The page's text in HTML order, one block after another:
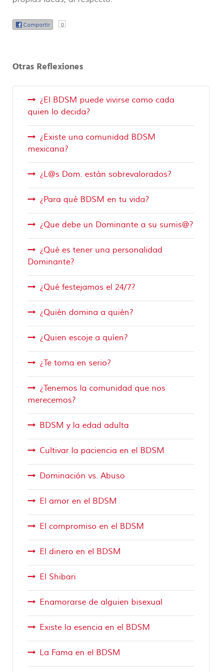
Compartir 0
Otras Reflexiones
¿El BDSM puede vivirse como cada
quien lo decida?
¿Existe una comunidad BDSM
mexicana?
¿L@s Dom. están sobrevalorados?
¿Para qué BDSM en tu vida?
¿Que debe un Dominante a su sumis@?
¿Qué es tener una personalidad
Dominante?
¿Qué festejamos el 24/7?
¿Quién domina a quién?
¿Quien escoje a quíen?
¿Te toma en serio?
¿Tenemos la comunidad que nos
merecemos?
BDSM y la edad adulta
Cultivar la paciencia en el BDSM
Dominación vs. Abuso
El amor en el BDSM
El compromiso en el BDSM
El dinero en el BDSM
El Shibari
Enamorarse de alguien bisexual
Existe la esencia en el BDSM
La Fama en el BDSM